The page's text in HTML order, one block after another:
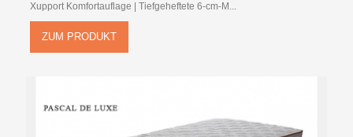
Xupport Komfortauflage | Tiefgeheftete 6-cm-M...
ZUM PRODUKT